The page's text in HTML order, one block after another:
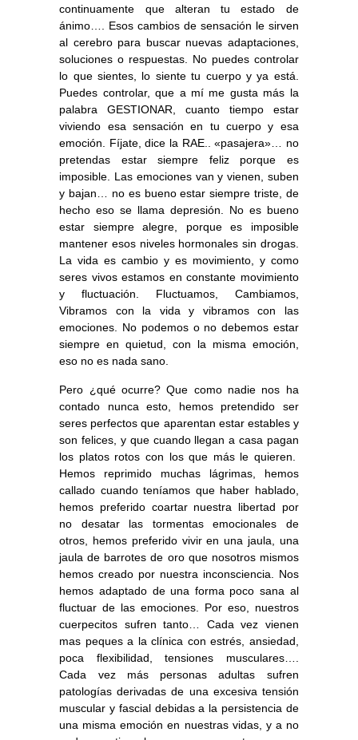
continuamente que alteran tu estado de
ánimo…. Esos cambios de sensación le sirven
al cerebro para buscar nuevas adaptaciones,
soluciones o respuestas. No puedes controlar
lo que sientes, lo siente tu cuerpo y ya está.
Puedes controlar, que a mí me gusta más la
palabra GESTIONAR, cuanto tiempo estar
viviendo esa sensación en tu cuerpo y esa
emoción. Fíjate, dice la RAE.. «pasajera»… no
pretendas estar siempre feliz porque es
imposible. Las emociones van y vienen, suben
y bajan… no es bueno estar siempre triste, de
hecho eso se llama depresión. No es bueno
estar siempre alegre, porque es imposible
mantener esos niveles hormonales sin drogas.
La vida es cambio y es movimiento, y como
seres vivos estamos en constante movimiento
y fluctuación. Fluctuamos, Cambiamos,
Vibramos con la vida y vibramos con las
emociones. No podemos o no debemos estar
siempre en quietud, con la misma emoción,
eso no es nada sano.
Pero ¿qué ocurre? Que como nadie nos ha
contado nunca esto, hemos pretendido ser
seres perfectos que aparentan estar estables y
son felices, y que cuando llegan a casa pagan
los platos rotos con los que más le quieren.
Hemos reprimido muchas lágrimas, hemos
callado cuando teníamos que haber hablado,
hemos preferido coartar nuestra libertad por
no desatar las tormentas emocionales de
otros, hemos preferido vivir en una jaula, una
jaula de barrotes de oro que nosotros mismos
hemos creado por nuestra inconsciencia. Nos
hemos adaptado de una forma poco sana al
fluctuar de las emociones. Por eso, nuestros
cuerpecitos sufren tanto… Cada vez vienen
mas peques a la clínica con estrés, ansiedad,
poca flexibilidad, tensiones musculares….
Cada vez más personas adultas sufren
patologías derivadas de una excesiva tensión
muscular y fascial debidas a la persistencia de
una misma emoción en nuestras vidas, y a no